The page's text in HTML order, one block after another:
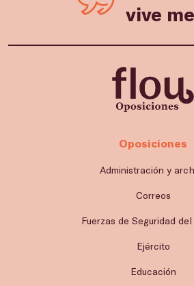
vive
Oposiciones
Administración y
Correos
Fuerzas de Seguridad
Ejército
Educación